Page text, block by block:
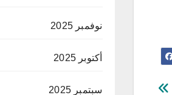
نوفمبر 2025
أكتوبر 2025
سبتمبر 2025